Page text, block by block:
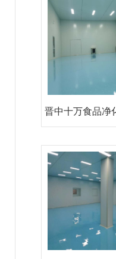
晋中十万食品净